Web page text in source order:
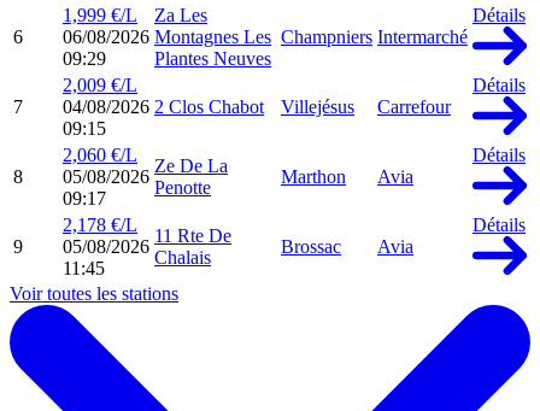
6
1,999 €/L
06/08/2026
09:29
Za Les
Montagnes Les
Plantes Neuves
Champniers Intermarché
Détails
7
2,009 €/L
04/08/2026
09:15
2 Clos Chabot Villejésus Carrefour
Détails
8
2,060 €/L
05/08/2026
09:17
Ze De La
Penotte
Marthon Avia
Détails
9
2,178 €/L
05/08/2026
11:45
11 Rte De
Chalais
Brossac Avia
Détails
Voir toutes les stations